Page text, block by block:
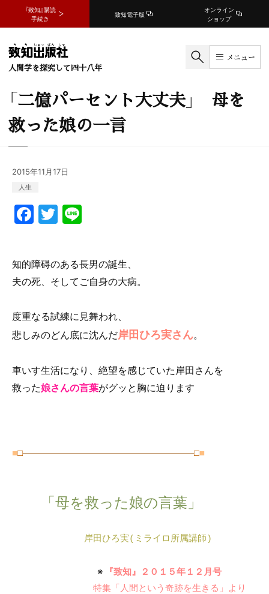
『致知』購読
手続き
致知電子版
オンライン
ショップ
人間学を探究して四十八年
メニュー
「二億パーセント大丈夫」 母を
救った娘の一言
2015年11月17日
人生
F
a
c
e
b
o
o
k
T
w
itt
er
e
知的障碍のある長男の誕生、
夫の死、そしてご自身の大病。
度重なる試練に見舞われ、
悲しみのどん底に沈んだ岸田ひろ実さん。
車いす生活になり、絶望を感じていた岸田さんを
救った娘さんの言葉がグッと胸に迫ります
■□―――――――――――――――――――□■
「母を救った娘の言葉」
岸田ひろ実(ミライロ所属講師)
※
『致知』２０１５年１２月号
特集「人間という奇跡を生きる」より